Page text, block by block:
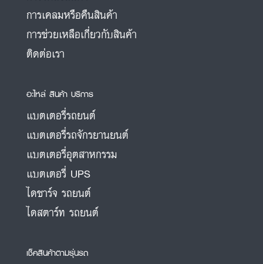
การเคลมหรือคืนสินค้า
การช่วยเหลือเกี่ยวกับสินค้า
ติดต่อเรา
อะไหล่ สินค้า บริการ
แบตเตอรี่รถยนต์
แบตเตอรี่รถจักรยานยนต์
แบตเตอรี่อุตสาหกรรม
แบตเตอรี่ UPS
ไดชาร์จ รถยนต์
ไดสตาร์ท รถยนต์
เช็คสินค้าตามรุ่นรถ